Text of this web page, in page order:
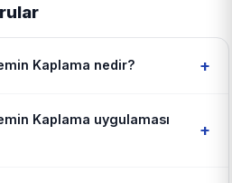
Kaplama nedir? +
Kaplama uygulaması
+